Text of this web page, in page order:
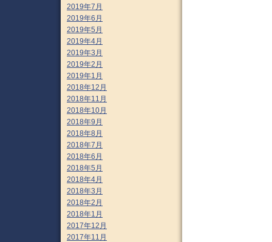
2019年7月
2019年6月
2019年5月
2019年4月
2019年3月
2019年2月
2019年1月
2018年12月
2018年11月
2018年10月
2018年9月
2018年8月
2018年7月
2018年6月
2018年5月
2018年4月
2018年3月
2018年2月
2018年1月
2017年12月
2017年11月